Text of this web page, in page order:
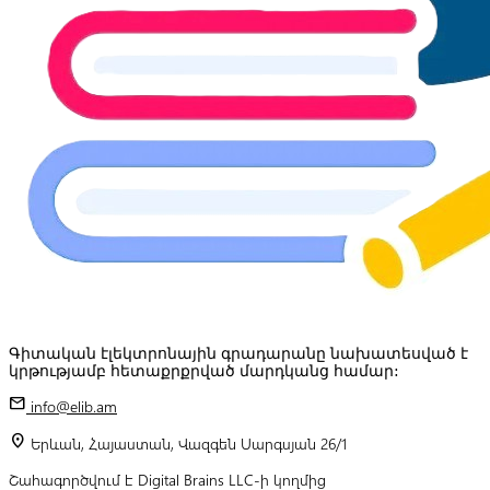
Գիտական էլեկտրոնային գրադարանը նախատեսված է
կրթությամբ հետաքրքրված մարդկանց համար:
mail info@elib.am
location_on Երևան, Հայաստան, Վազգեն Սարգսյան 26/1
Շահագործվում է Digital Brains LLC-ի կողմից